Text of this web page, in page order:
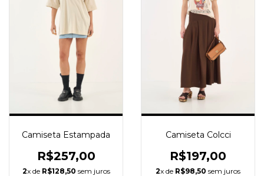
Camiseta Estampada
R$257,00
2x de R$128,50 sem juros
Camiseta Colcci
R$197,00
2x de R$98,50 sem juros